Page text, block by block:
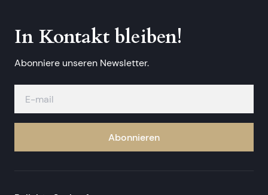
In Kontakt bleiben!
Abonniere unseren Newsletter.
Abonnieren